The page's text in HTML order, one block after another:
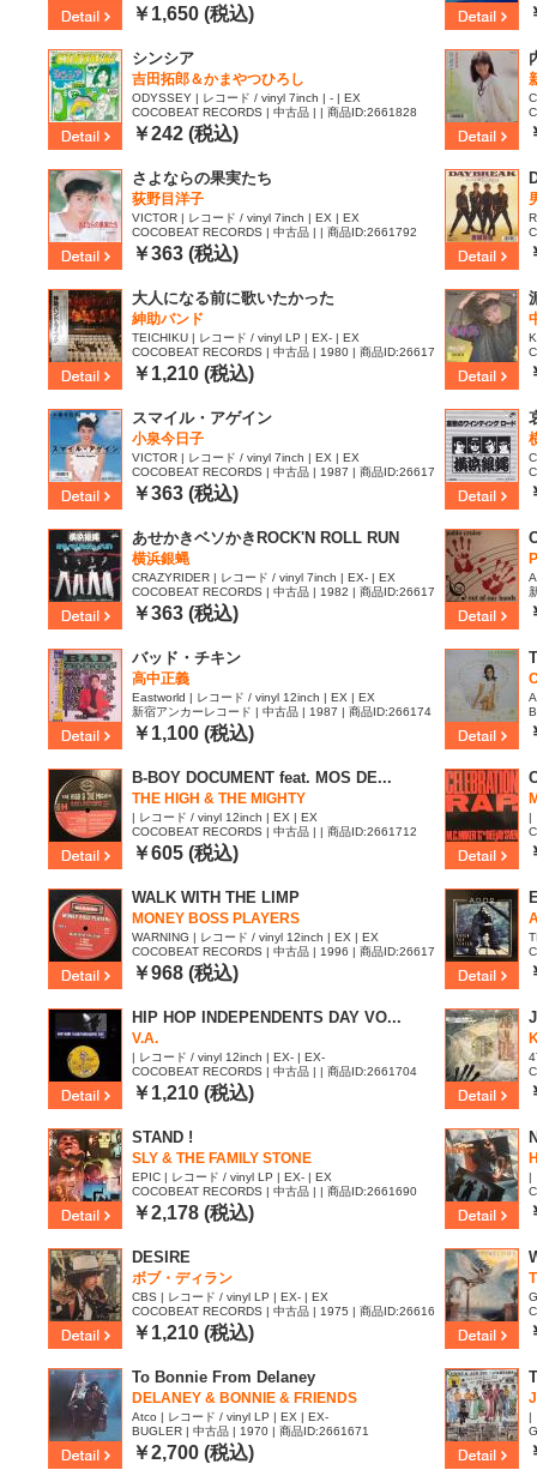
￥1,650 (税込)
シンシア
吉田拓郎＆かまやつひろし
ODYSSEY | レコード / vinyl 7inch | - | EX
COCOBEAT RECORDS | 中古品 | | 商品ID:2661828
￥242 (税込)
さよならの果実たち
荻野目洋子
VICTOR | レコード / vinyl 7inch | EX | EX
COCOBEAT RECORDS | 中古品 | | 商品ID:2661792
￥363 (税込)
大人になる前に歌いたかった
紳助バンド
TEICHIKU | レコード / vinyl LP | EX- | EX
COCOBEAT RECORDS | 中古品 | 1980 | 商品ID:26617
86
￥1,210 (税込)
スマイル・アゲイン
小泉今日子
VICTOR | レコード / vinyl 7inch | EX | EX
COCOBEAT RECORDS | 中古品 | 1987 | 商品ID:26617
81
￥363 (税込)
あせかきベソかきROCK'N ROLL RUN
横浜銀蝿
CRAZYRIDER | レコード / vinyl 7inch | EX- | EX
COCOBEAT RECORDS | 中古品 | 1982 | 商品ID:26617
73
￥363 (税込)
1
バッド・チキン
高中正義
Eastworld | レコード / vinyl 12inch | EX | EX
新宿アンカーレコード | 中古品 | 1987 | 商品ID:266174
8￥1,100 (税込)
B-BOY DOCUMENT feat. MOS DE...
THE HIGH & THE MIGHTY
| レコード / vinyl 12inch | EX | EX
COCOBEAT RECORDS | 中古品 | | 商品ID:2661712
￥605 (税込)
|
WALK WITH THE LIMP
MONEY BOSS PLAYERS
WARNING | レコード / vinyl 12inch | EX | EX
COCOBEAT RECORDS | 中古品 | 1996 | 商品ID:26617
07
￥968 (税込)
HIP HOP INDEPENDENTS DAY VO...
V.A.
| レコード / vinyl 12inch | EX- | EX-
COCOBEAT RECORDS | 中古品 | | 商品ID:2661704
￥1,210 (税込)
STAND !
SLY & THE FAMILY STONE
EPIC | レコード / vinyl LP | EX- | EX
COCOBEAT RECORDS | 中古品 | | 商品ID:2661690
￥2,178 (税込)
|
DESIRE
ボブ・ディラン
CBS | レコード / vinyl LP | EX- | EX
COCOBEAT RECORDS | 中古品 | 1975 | 商品ID:26616
75
￥1,210 (税込)
To Bonnie From Delaney
DELANEY & BONNIE & FRIENDS
Atco | レコード / vinyl LP | EX | EX-
BUGLER | 中古品 | 1970 | 商品ID:2661671
￥2,700 (税込)
|